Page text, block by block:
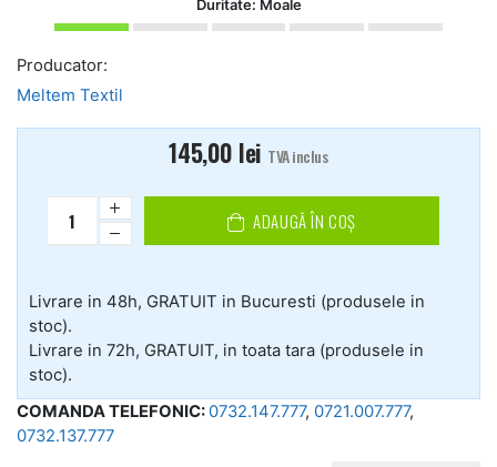
Duritate: Moale
Producator:
Meltem Textil
145,00 lei TVA inclus
ADAUGĂ ÎN COȘ
Livrare in 48h, GRATUIT in Bucuresti (produsele in
stoc).
Livrare in 72h, GRATUIT, in toata tara (produsele in
stoc).
COMANDA TELEFONIC: 0732.147.777, 0721.007.777,
0732.137.777